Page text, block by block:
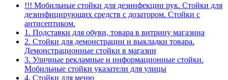
!!! Мобильные стойки для дезинфекции рук. Стойки для
дезинфицирующих средств с дозатором. Стойки с
антисептиком.
1. Подставки для обуви, товара в витрину магазина
2. Стойки для демонстрации и выкладки товара.
Демонстрационные стойки в магазин
3. Уличные рекламные и информационные стойки.
Мобильные стойки указатели для улицы
4. Стойки для меню